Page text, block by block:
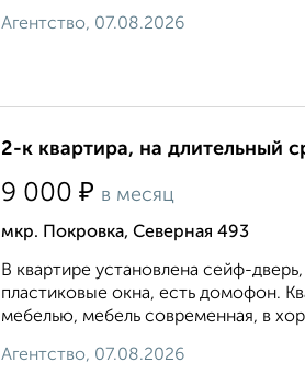
Агентство, 07.08.2026
2-к квартира, на длительный
9 000 ₽ в месяц
мкр. Покровка, Северная 493
В квартире установлена сейф-
пластиковые окна, есть домофон.
мебелью, мебель современная, в
Агентство, 07.08.2026